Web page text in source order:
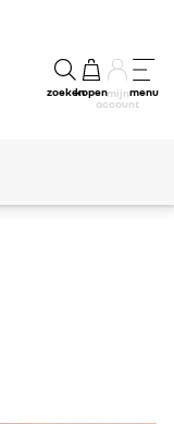
zoekenkopenmijn
account
menu